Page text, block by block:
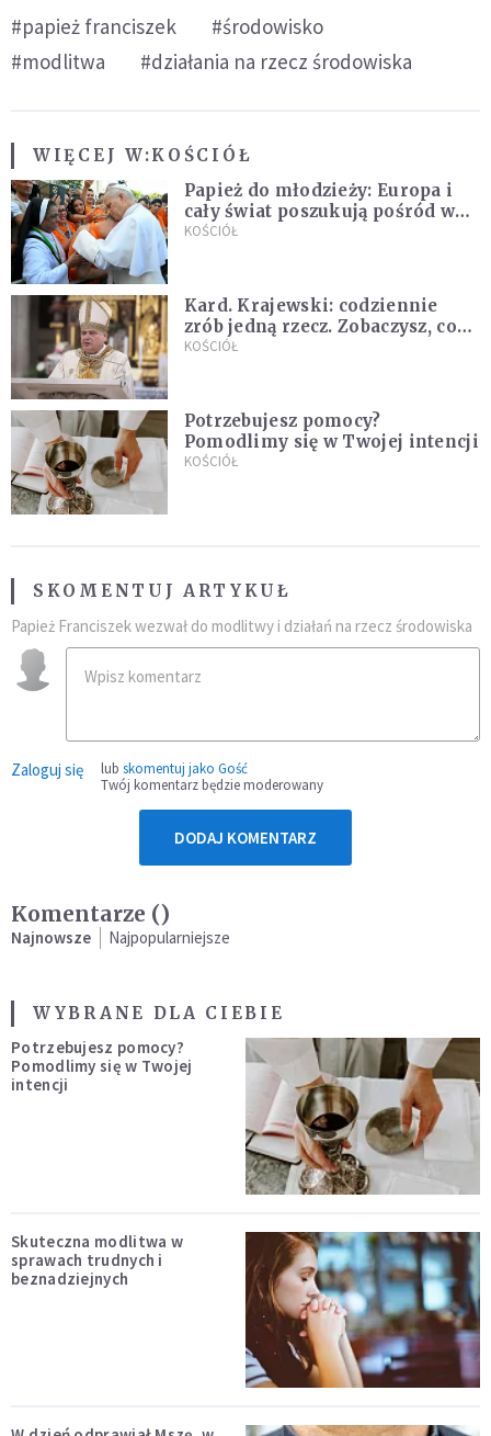
#papież franciszek
#środowisko
#modlitwa
#działania na rzecz środowiska
WIĘCEJ W:KOŚCIÓŁ
Papież do młodzieży: Europa i
cały świat poszukują pośród was
nowych świętych
KOŚCIÓŁ
Kard. Krajewski: codziennie
zrób jedną rzecz. Zobaczysz, co
stanie się z twoim życiem
KOŚCIÓŁ
Potrzebujesz pomocy?
Pomodlimy się w Twojej intencji
KOŚCIÓŁ
SKOMENTUJ ARTYKUŁ
Papież Franciszek wezwał do modlitwy i działań na rzecz środowiska
Zaloguj się lub skomentuj jako Gość
Twój komentarz będzie moderowany
DODAJ KOMENTARZ
Komentarze ()
Najnowsze Najpopularniejsze
WYBRANE DLA CIEBIE
Potrzebujesz pomocy?
Pomodlimy się w Twojej
intencji
Skuteczna modlitwa w
sprawach trudnych i
beznadziejnych